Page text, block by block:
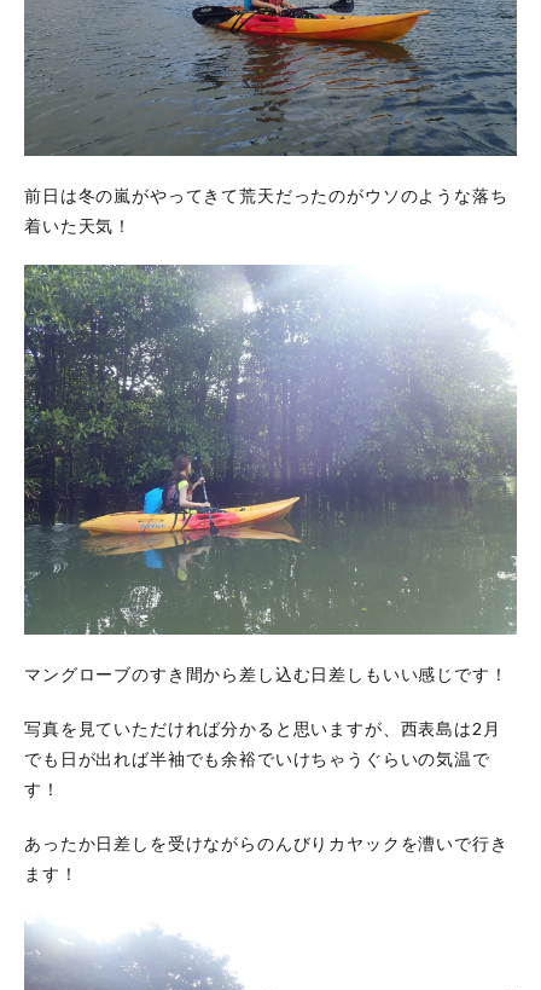
前日は冬の嵐がやってきて荒天だったのがウソのような落ち
着いた天気！
マングローブのすき間から差し込む日差しもいい感じです！
写真を見ていただければ分かると思いますが、西表島は2月
でも日が出れば半袖でも余裕でいけちゃうぐらいの気温で
す！
あったか日差しを受けながらのんびりカヤックを漕いで行き
ます！